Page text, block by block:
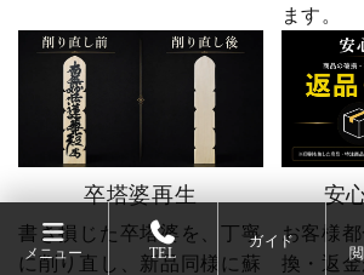
ます。
卒塔婆再生
書き損じた卒塔婆を、丁寧
に削り直し、新品同様に蘇
安
お客様
換・返
メニュー TEL
ガイド